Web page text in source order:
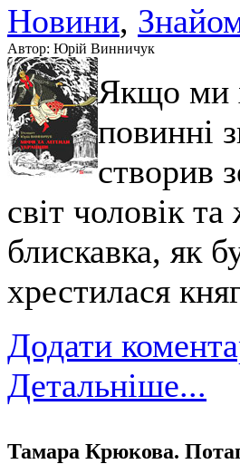
Новини,
Автор: Юрій Винничук
Якщо ми
повинні
створив
світ чоловік та
блискавка, як
хрестилася
Додати
Детальніше...
Тамара Крюкова.